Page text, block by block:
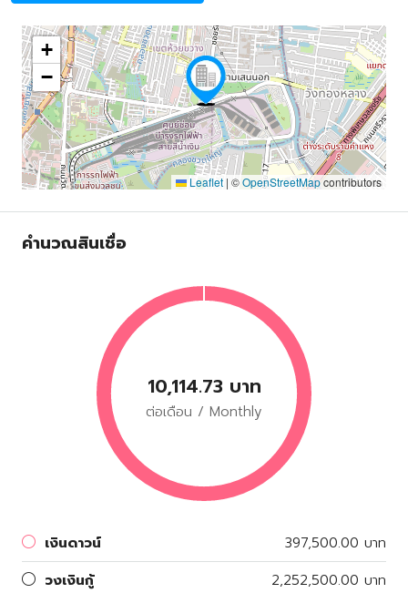
+
−
Leaflet | ©OpenStreetMapcontributors
คำนวณสินเชื่อ
10,114.73 บาท
ต่อเดือน / Monthly
เงินดาวน์
397,500.00 บาท
วงเงินกู้
2,252,500.00 บาท